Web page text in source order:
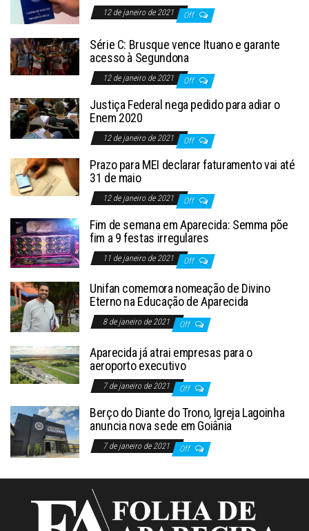
12 de janeiro de 2021 Off
Série C: Brusque vence Ituano e garante
acesso à Segundona
12 de janeiro de 2021 Off
Justiça Federal nega pedido para adiar o
Enem 2020
12 de janeiro de 2021 Off
Prazo para MEI declarar faturamento vai até
31 de maio
12 de janeiro de 2021 Off
Fim de semana em Aparecida: Semma põe
fim a 9 festas irregulares
11 de janeiro de 2021 Off
Unifan comemora nomeação de Divino
Eterno na Educação de Aparecida
8 de janeiro de 2021 Off
Aparecida já atrai empresas para o
aeroporto executivo
7 de janeiro de 2021 Off
Berço do Diante do Trono, Igreja Lagoinha
anuncia nova sede em Goiânia
7 de janeiro de 2021 Off